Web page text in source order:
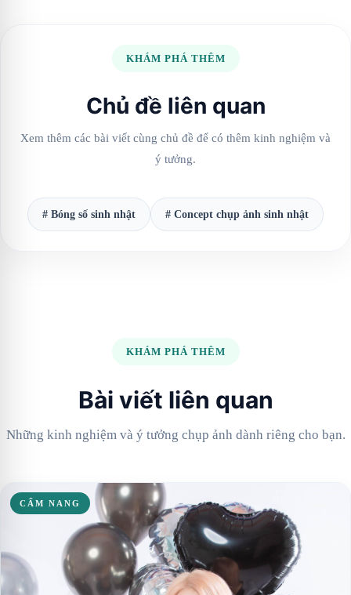
KHÁM PHÁ THÊM
Chủ đề liên quan
Xem thêm các bài viết cùng chủ đề để có thêm kinh nghiệm và
ý tưởng.
# Bóng số sinh nhật # Concept chụp ảnh sinh nhật
KHÁM PHÁ THÊM
Bài viết liên quan
Những kinh nghiệm và ý tưởng chụp ảnh dành riêng cho bạn.
CẨM NANG